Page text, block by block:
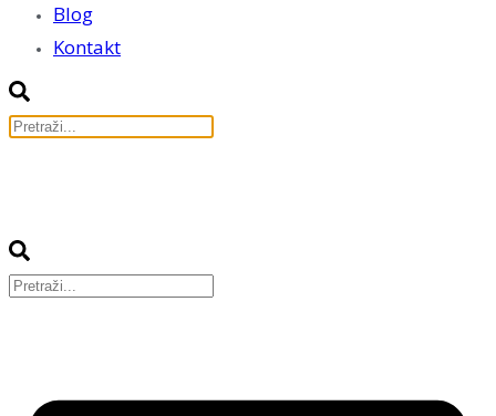
Blog
Kontakt